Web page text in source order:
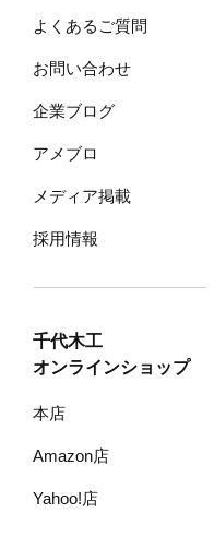
よくあるご質問
お問い合わせ
企業ブログ
アメブロ
メディア掲載
採用情報
千代木工
オンラインショップ
本店
Amazon店
Yahoo!店